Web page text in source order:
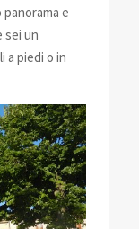
e
sei un
a piedi o in